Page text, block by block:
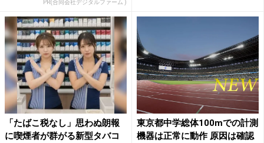
PR(合同会社デジタルファーム )
「たばこ税なし」思わぬ朗報
に喫煙者が群がる新型タバコ
東京都中学総体100mでの計測
機器は正常に動作 原因は確認